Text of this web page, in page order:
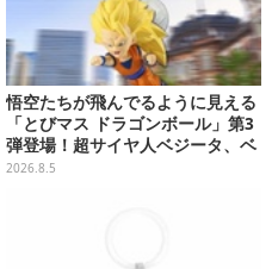
悟空たちが飛んでるように見える
「とびマス ドラゴンボール」第3
弾登場！超サイヤ人ベジータ、ベ
ジットなど全6種
2026.8.5